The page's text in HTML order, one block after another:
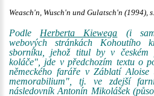
Weasch'n, Wusch'n und Gulatsch'n (1994),
Podle Herberta Kiewega (i
webových stránkách Kohoutího
sborníku, jehož titul by v
koláče", jde v předchozím textu o
německého faráře v Záblatí
memorabilium", tj. ve zdejší
následovník Antonín Mikolášek